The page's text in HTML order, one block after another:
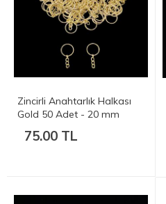
Zincirli Anahtarlık Halkası
Gold 50 Adet - 20 mm
75.00 TL